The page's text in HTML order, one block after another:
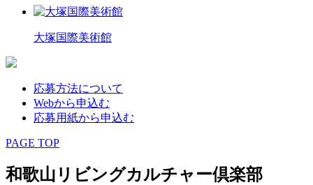
大塚国際美術館
応募方法について
Webから申込む
応募用紙から申込む
PAGE TOP
和歌山リビングカルチャー倶楽部